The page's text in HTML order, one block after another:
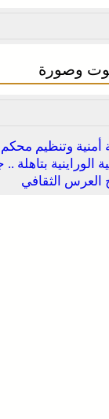
وصورة
أمنية وتنظيم محكم
الوراينية
العرس الثقافي